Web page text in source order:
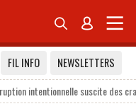
 
FIL INFO
NEWSLETTERS
intentionnelle suscite des